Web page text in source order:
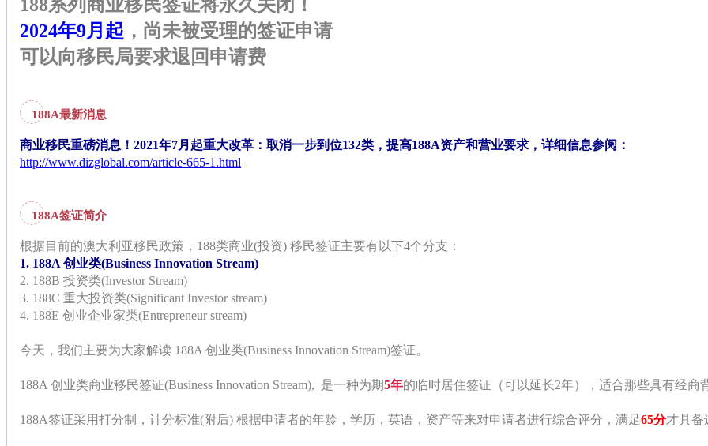
188系列商业移民签证将永久关闭！
2024年9月起 ，尚未被受理的签证申请
可以向移民局要求退回申请费
188A最新消息
商业移民重磅消息！2021年7月起重大改革：取消一步到位132类，提高188A资产和营业要求， 详细信息参阅：
http://www.dizglobal.com/article-665-1.html
188A签证简介
根据目前的澳大利亚移民政策，188类商业(投资) 移民签证主要有以下4个分支：
1. 188A 创业类(Business Innovation Stream)
2. 188B 投资类(Investor Stream)
3. 188C 重大投资类(Significant Investor stream)
4. 188E 创业企业家类(Entrepreneur stream)
今天，我们主要为大家解读 188A 创业类(Business Innovation Stream)签证。
188A 创业类商业移民签证(Business Innovation Stream), 是一种为期5年的临时居住签证（可以延长2年），适合那些具有经商
188A签证采用打分制，计分标准(附后) 根据申请者的年龄，学历，英语，资产等来对申请者进行综合评分，满足65分才具备